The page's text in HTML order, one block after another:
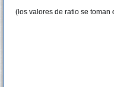
(los valores de ratio se toman